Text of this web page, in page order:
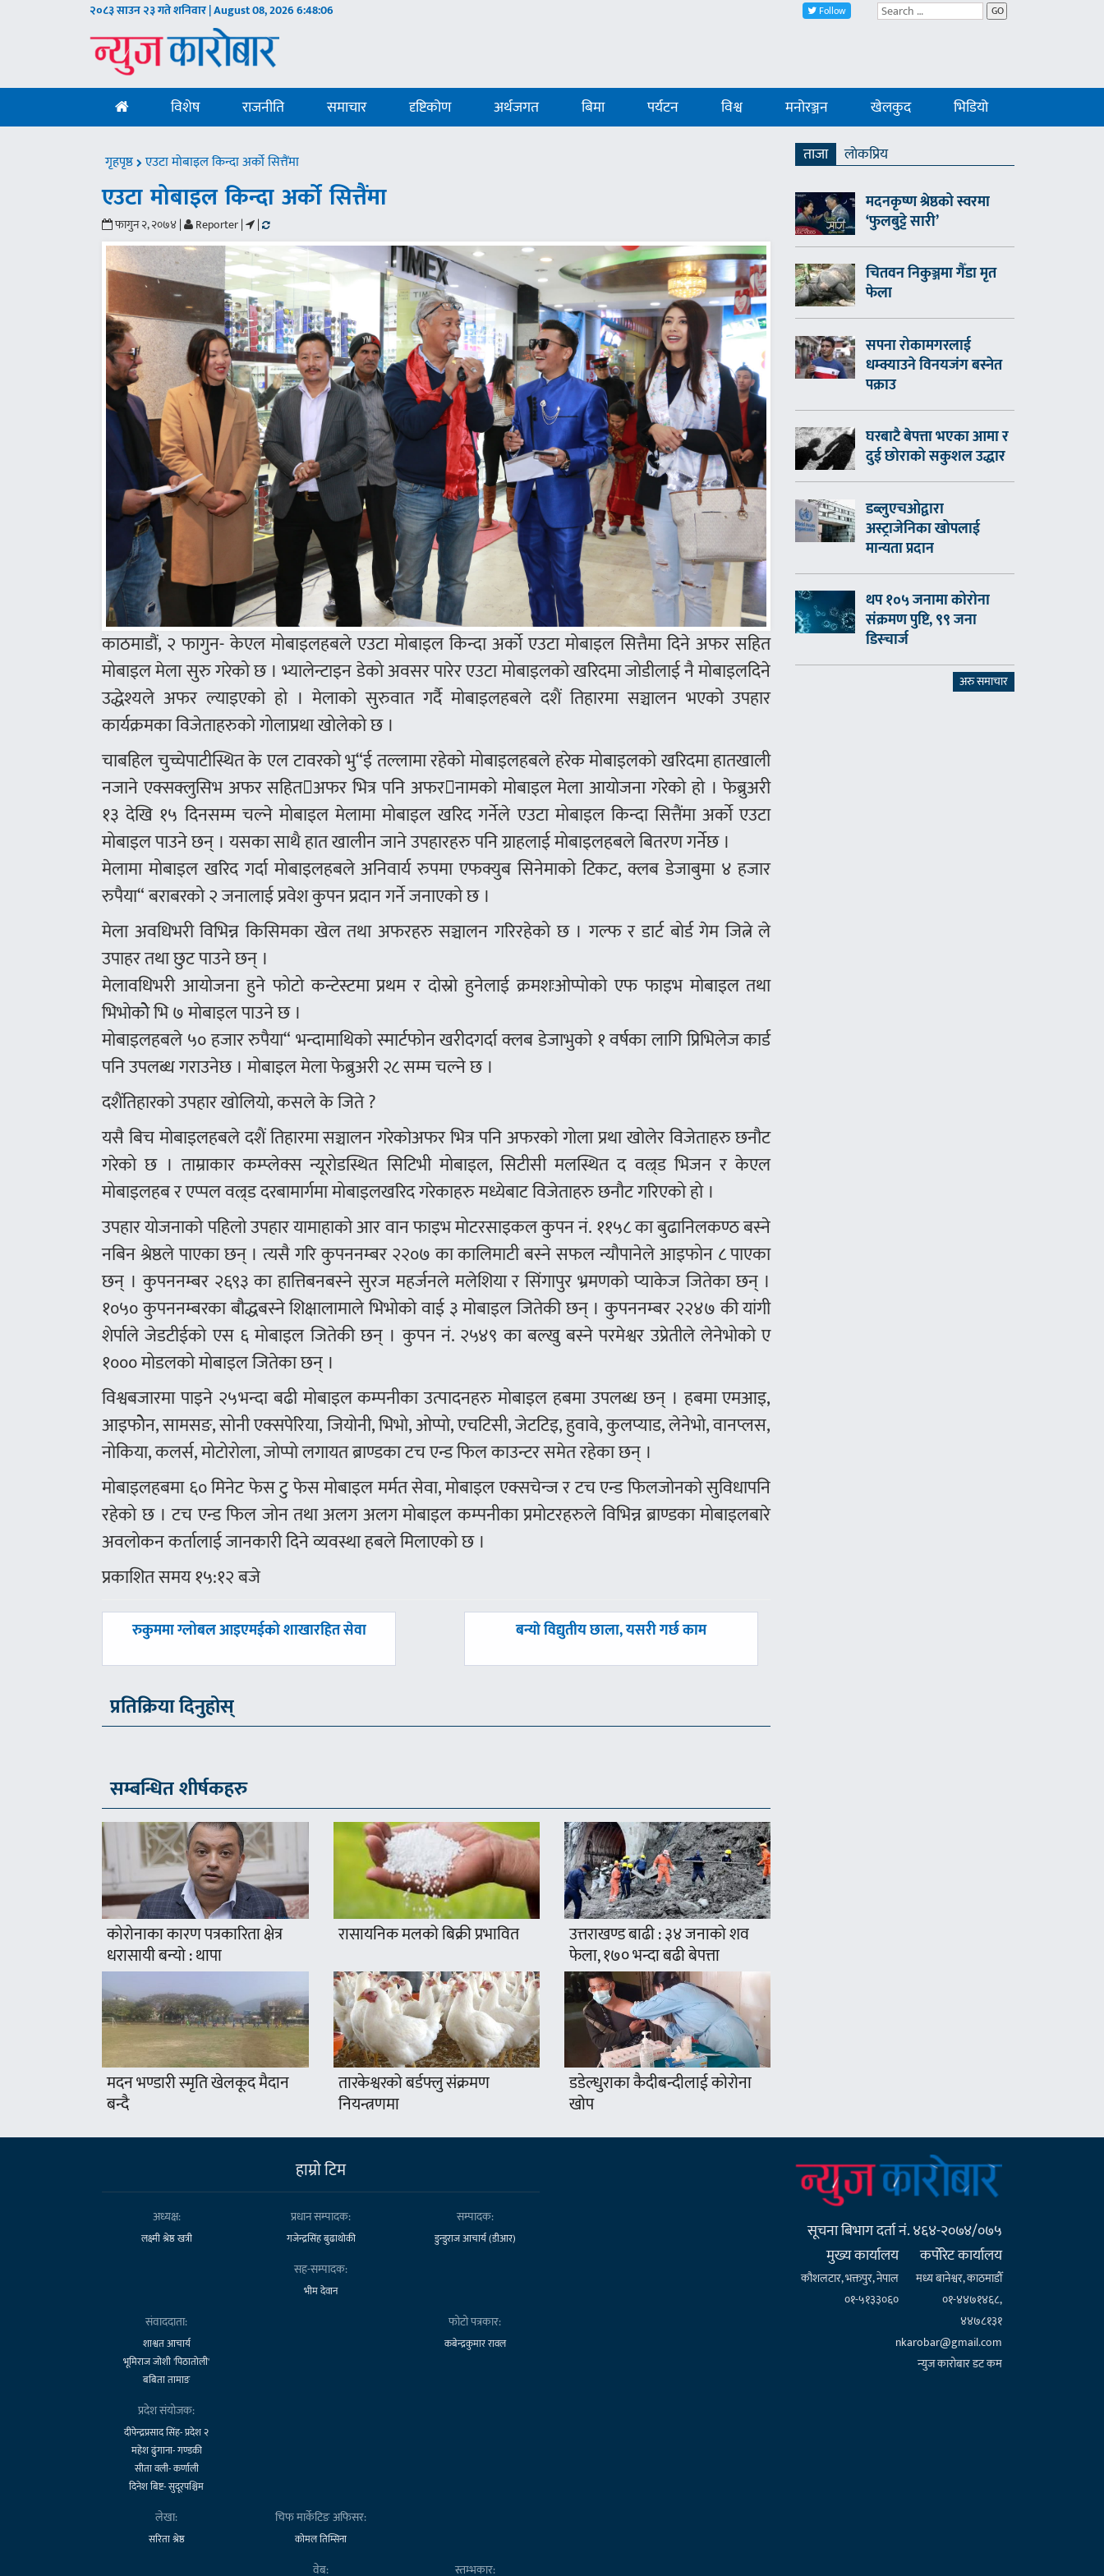
२०८३ साउन २३ गते शनिवार | August 08, 20266:48:07 Follow GO
विशेष राजनीति समाचार दृष्टिकोण अर्थजगत बिमा पर्यटन विश्व मनोरञ्जन खेलकुद भिडियो
गृहपृष्ठ एउटा मोबाइल किन्दा अर्को सित्तैंमा
एउटा मोबाइल किन्दा अर्को सित्तैंमा
फागुन २, २०७४ | Reporter | |
काठमाडौं, २ फागुन- केएल मोबाइलहबले एउटा मोबाइल किन्दा अर्को एउटा मोबाइल सित्तैमा दिने अफर सहित
मोबाइल मेला सुरु गरेको छ । भ्यालेन्टाइन डेको अवसर पारेर एउटा मोबाइलको खरिदमा जोडीलाई नै मोबाइलदिने
उद्धेश्यले अफर ल्याइएको हो । मेलाको सुरुवात गर्दै मोबाइलहबले दशैं तिहारमा सञ्चालन भएको उपहार
कार्यक्रमका विजेताहरुको गोलाप्रथा खोलेको छ ।
चाबहिल चुच्चेपाटीस्थित के एल टावरको भु“ई तल्लामा रहेको मोबाइलहबले हरेक मोबाइलको खरिदमा हातखाली
नजाने एक्सक्लुसिभ अफर सहितअफर भित्र पनि अफरनामको मोबाइल मेला आयोजना गरेको हो । फेब्रुअरी
१३ देखि १५ दिनसम्म चल्ने मोबाइल मेलामा मोबाइल खरिद गर्नेले एउटा मोबाइल किन्दा सित्तैंमा अर्को एउटा
मोबाइल पाउने छन् । यसका साथै हात खालीन जाने उपहारहरु पनि ग्राहलाई मोबाइलहबले बितरण गर्नेछ ।
मेलामा मोबाइल खरिद गर्दा मोबाइलहबले अनिवार्य रुपमा एफक्युब सिनेमाको टिकट, क्लब डेजाबुमा ४ हजार
रुपैया“ बराबरको २ जनालाई प्रवेश कुपन प्रदान गर्ने जनाएको छ ।
मेला अवधिभरी विभिन्न किसिमका खेल तथा अफरहरु सञ्चालन गरिरहेको छ । गल्फ र डार्ट बोर्ड गेम जित्ने ले
उपाहर तथा छुट पाउने छन् ।
मेलावधिभरी आयोजना हुने फोटो कन्टेस्टमा प्रथम र दोस्रो हुनेलाई क्रमशःओप्पोको एफ फाइभ मोबाइल तथा
भिभोकोे भि ७ मोबाइल पाउने छ ।
मोबाइलहबले ५० हजार रुपैया“ भन्दामाथिको स्मार्टफोन खरीदगर्दा क्लब डेजाभुको १ वर्षका लागि प्रिभिलेज कार्ड
पनि उपलब्ध गराउनेछ । मोबाइल मेला फेब्रुअरी २८ सम्म चल्ने छ ।
दशैंतिहारको उपहार खोलियो, कसले के जिते ?
यसै बिच मोबाइलहबले दशैं तिहारमा सञ्चालन गरेकोअफर भित्र पनि अफरको गोला प्रथा खोलेर विजेताहरु छनौट
गरेको छ । ताम्राकार कम्प्लेक्स न्यूरोडस्थित सिटिभी मोबाइल, सिटीसी मलस्थित द वल्र्ड भिजन र केएल
मोबाइलहब र एप्पल वल्र्ड दरबामार्गमा मोबाइलखरिद गरेकाहरु मध्येबाट विजेताहरु छनौट गरिएको हो ।
उपहार योजनाको पहिलो उपहार यामाहाको आर वान फाइभ मोटरसाइकल कुपन नं. ११५८ का बुढानिलकण्ठ बस्ने
नबिन श्रेष्ठले पाएका छन् । त्यसै गरि कुपननम्बर २२०७ का कालिमाटी बस्ने सफल न्यौपानेले आइफोन ८ पाएका
छन् । कुपननम्बर २६९३ का हात्तिबनबस्ने सुरज महर्जनले मलेशिया र सिंगापुर भ्रमणको प्याकेज जितेका छन् ।
१०५० कुपननम्बरका बौद्धबस्ने शिक्षालामाले भिभोको वाई ३ मोबाइल जितेकी छन् । कुपननम्बर २२४७ की यांगी
शेर्पाले जेडटीईको एस ६ मोबाइल जितेकी छन् । कुपन नं. २५४९ का बल्खु बस्ने परमेश्वर उप्रेतीले लेनेभोको ए
१००० मोडलको मोबाइल जितेका छन् ।
विश्वबजारमा पाइने २५भन्दा बढी मोबाइल कम्पनीका उत्पादनहरु मोबाइल हबमा उपलब्ध छन् । हबमा एमआइ,
आइफोेन, सामसङ, सोनी एक्सपेरिया, जियोनी, भिभो, ओप्पो, एचटिसी, जेटटिइ, हुवावे, कुलप्याड, लेनेभो, वानप्लस,
नोकिया, कलर्स, मोटोरोला, जोप्पो लगायत ब्राण्डका टच एन्ड फिल काउन्टर समेत रहेका छन् ।
मोबाइलहबमा ६० मिनेट फेस टु फेस मोबाइल मर्मत सेवा, मोबाइल एक्सचेन्ज र टच एन्ड फिलजोनको सुविधापनि
रहेको छ । टच एन्ड फिल जोन तथा अलग अलग मोबाइल कम्पनीका प्रमोटरहरुले विभिन्न ब्राण्डका मोबाइलबारे
अवलोकन कर्तालाई जानकारी दिने व्यवस्था हबले मिलाएको छ ।
प्रकाशित समय १५:१२ बजे
पछिल्लाे
रुकुममा ग्लोबल आइएमईको शाखारहित सेवा
अघिल्लाे
बन्याे विद्युतीय छाला, यसरी गर्छ काम
प्रतिक्रिया दिनुहोस्
सम्बन्धित शीर्षकहरु
कोरोनाका कारण पत्रकारिता क्षेत्र
धरासायी बन्यो : थापा
रासायनिक मलको बिक्री प्रभावित उत्तराखण्ड बाढी : ३४ जनाको शव
फेला, १७० भन्दा बढी बेपत्ता
मदन भण्डारी स्मृति खेलकूद मैदान
बन्दै
तारकेश्वरको बर्डफ्लु संक्रमण
नियन्त्रणमा
डडेल्धुराका कैदीबन्दीलाई कोरोना
खोप
ताजा
लाेकप्रिय
मदनकृष्ण श्रेष्ठको स्वरमा
‘फुलबुट्टे सारी’
चितवन निकुञ्जमा गैँडा मृत
फेला
सपना रोकामगरलाई
धम्क्याउने विनयजंग बस्नेत
पक्राउ
घरबाटै बेपत्ता भएका आमा र
दुई छोराको सकुशल उद्धार
डब्लुएचओद्वारा
अस्ट्राजेनिका खोपलाई
मान्यता प्रदान
थप १०५ जनामा कोरोना
संक्रमण पुष्टि, ९९ जना
डिस्चार्ज
अरु समाचार
हाम्राे टिम
अध्यक्ष:
लक्ष्मी श्रेष्ठ खत्री
प्रधान सम्पादक:
गजेन्द्रसिंह बुढाथोकी
सम्पादक:
डुन्डुराज आचार्य (डीआर)
सह-सम्पादक:
भीम देवान
संवाददाता:
शाश्वत आचार्य
भूमिराज जोशी 'पिठातोली'
बबिता तामाङ
फोटो पत्रकार:
कबेन्द्रकुमार रावल
प्रदेश संयोजक:
दीपेन्द्रप्रसाद सिंह- प्रदेश २
महेश ढुंगाना- गण्डकी
सीता वली- कर्णाली
दिनेश बिष्ट- सुदूरपश्चिम
लेखा:
सरिता श्रेष्ठ
चिफ मार्केटिङ अफिसर:
कोमल तिम्सिना
वेब: स्तम्भकार:
सूचना बिभाग दर्ता नं. ४६४-२०७४/०७५
मुख्य कार्यालय
कौशलटार, भक्तपुर, नेपाल
०१-५१३३०६०
कर्पाेरेट कार्यालय
मध्य बानेश्वर, काठमाडौँ
०१-४४७१४६८,
४४७८१३१
nkarobar@gmail.com
न्युज कारोबार डट कम